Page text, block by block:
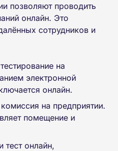
позволяют проводить
онлайн. Это
сотрудников и
на
электронной
онлайн.
на предприятии.
помещение и
тест онлайн,